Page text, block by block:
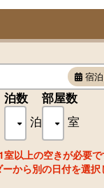
た客室には、寝室
おススメです。
ジションを重視した
で
特別な時間を彩りま
バルコニー付
ら続く専用バルコニー
の湖畔より花火が打
宿
泊数
泊
部屋数
室
以上の空きが必要
から別の日付を選